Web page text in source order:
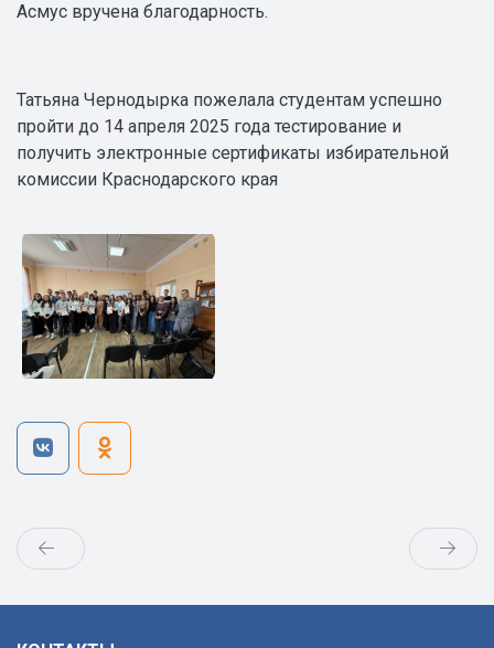
Асмус вручена благодарность.
Татьяна Чернодырка пожелала студентам успешно
пройти до 14 апреля 2025 года тестирование и
получить электронные сертификаты избирательной
комиссии Краснодарского края